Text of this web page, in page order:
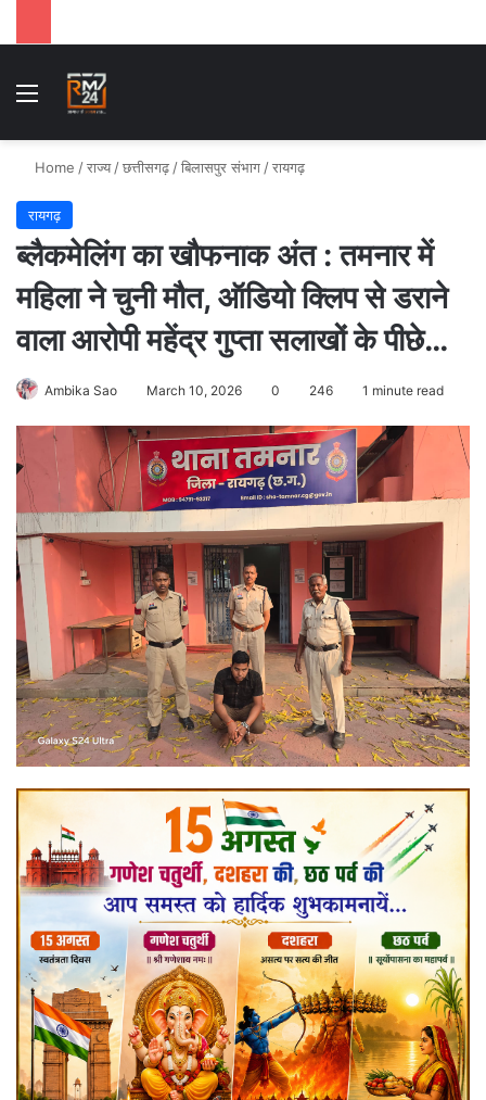
Menu
Home /राज्य /छत्तीसगढ़ /बिलासपुर संभाग /रायगढ़
रायगढ़
ब्लैकमेलिंग का खौफनाक अंत : तमनार में
महिला ने चुनी मौत, ऑडियो क्लिप से डराने
वाला आरोपी महेंद्र गुप्ता सलाखों के पीछे…
Ambika Sao March 10, 2026 0 246 1 minute read